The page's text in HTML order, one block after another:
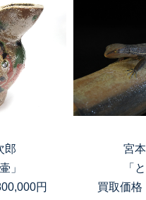
郎
」
円
宮
「
買取価格